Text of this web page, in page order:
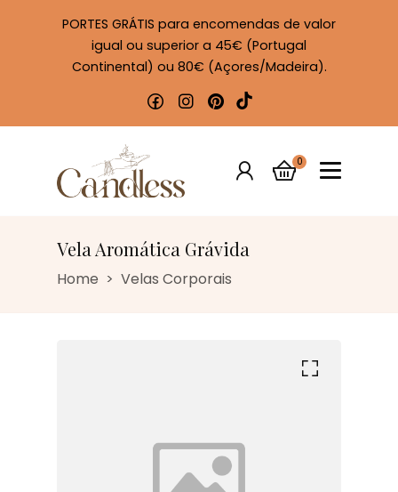
PORTES GRÁTIS para encomendas de valor
igual ou superior a 45€ (Portugal
Continental) ou 80€ (Açores/Madeira).
0
Vela Aromática Grávida
Home Velas Corporais